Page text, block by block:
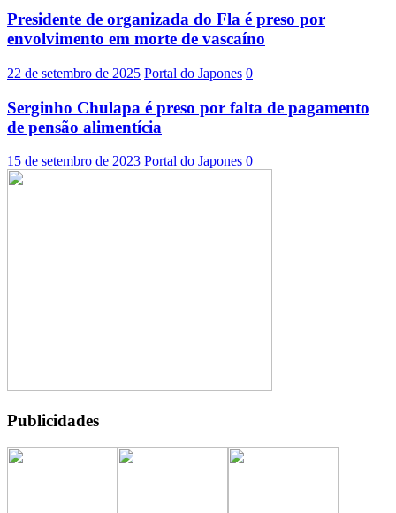
Presidente de organizada do Fla é preso por
envolvimento em morte de vascaíno
22 de setembro de 2025 Portal do Japones 0
Serginho Chulapa é preso por falta de pagamento
de pensão alimentícia
15 de setembro de 2023 Portal do Japones 0
Publicidades